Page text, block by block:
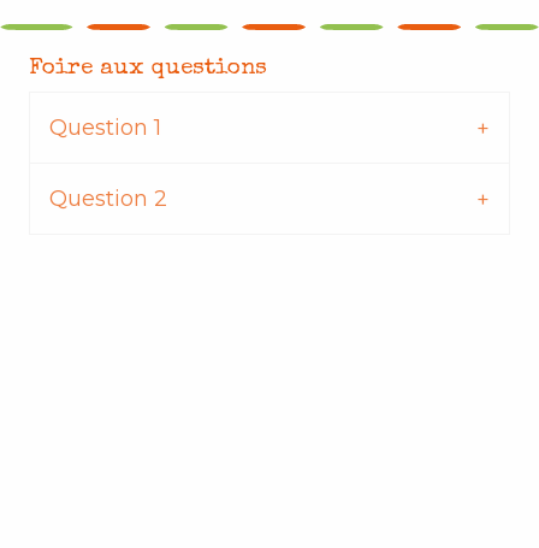
Foire aux questions
Question 1
Question 2